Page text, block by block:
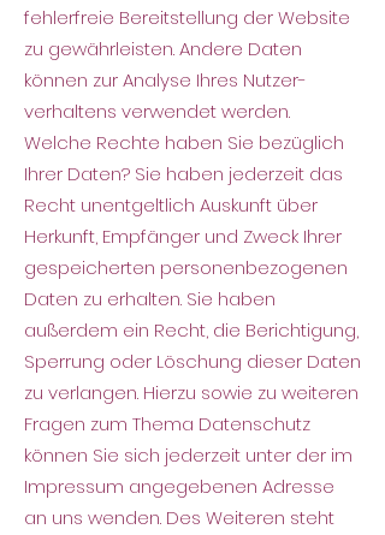
fehlerfreie Bereitstellung der Website
zu gewährleisten. Andere Daten
können zur Analyse Ihres Nutzer-
verhaltens verwendet werden.
Welche Rechte haben Sie bezüglich
Ihrer Daten? Sie haben jederzeit das
Recht unentgeltlich Auskunft über
Herkunft, Empfänger und Zweck Ihrer
gespeicherten personenbezogenen
Daten zu erhalten. Sie haben
außerdem ein Recht, die Berichtigung,
Sperrung oder Löschung dieser Daten
zu verlangen. Hierzu sowie zu weiteren
Fragen zum Thema Datenschutz
können Sie sich jederzeit unter der im
Impressum angegebenen Adresse
an uns wenden. Des Weiteren steht